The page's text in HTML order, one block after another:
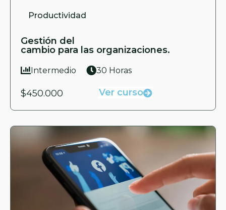
Productividad
Gestión del
cambio para las organizaciones.
Intermedio 30 Horas
$450.000 Ver curso